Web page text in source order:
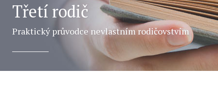
Třetí rodič
Praktický průvodce nevlastním rodičovstvím